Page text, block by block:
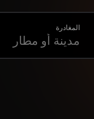
المغادرة
مدينة أو مطار